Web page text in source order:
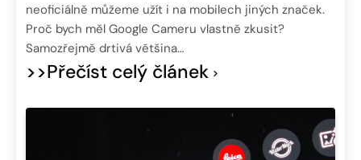
neoficiálně můžeme užít i na mobilech jiných značek.
Proč bych měl Google Cameru vlastně zkusit?
Samozřejmě drtivá většina…
>>Přečíst celý článek